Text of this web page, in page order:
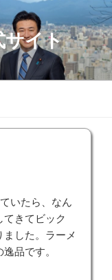
サイト
いたら、なん
てきてビック
した。ラーメ
品です。